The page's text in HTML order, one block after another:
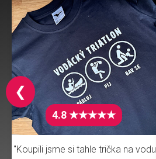
4.8 ★★★★★
"Koupili jsme si tahle trička na vodu
❮